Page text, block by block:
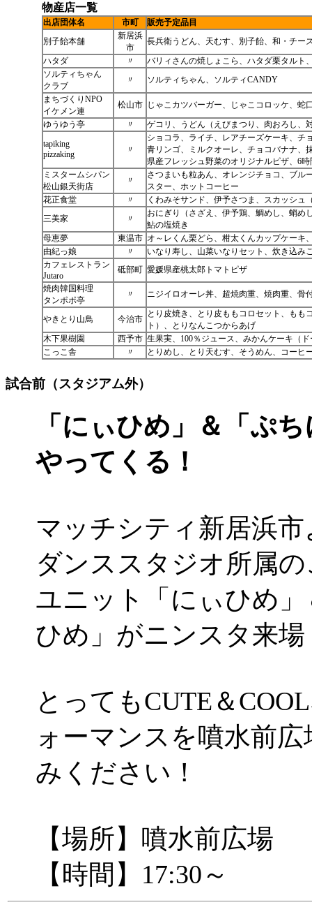
物産店一覧
出店団体名 市町
販売予定品目
別子飴本舗
新居浜
市
長兵衛うどん、天むす、別子飴、和・チー
ハタダ
〃
バリィさんの焼しょこら、ハタダ栗タルト
ソルティちゃん
クラブ
〃
ソルティちゃん、ソルティCANDY
まちづくりNPO
イケメン連
松山市
じゃこカツバーガー、じゃこコロッケ、蛇
ゆうゆう亭
〃
ゲコリ、うどん（えびまつり、肉おろし、
tapiking
pizzaking
〃
ショコラ、ライチ、レアチーズケーキ、チ
青リンゴ、ミルクオーレ、チョコバナナ、
県産フレッシュ野菜のオリジナルピザ、6
ミスタームシパン
松山銀天街店
〃
さつまいも粒あん、オレンジチョコ、ブル
スター、ホットコーヒー
花正食堂
〃
くわみそサンド、伊予さつま、スカッシ
三美家
〃
おにぎり（さざえ、伊予鶏、鯛めし、蛸め
鮎の塩焼き
母恵夢
東温市 オ～レくん栗どら、柑太くんカップケーキ
由紀っ娘
〃
いなり寿し、山菜いなりセット、炊き込み
カフェレストラン
Jutaro
砥部町 愛媛県産桃太郎トマトピザ
焼肉韓国料理
タンポポ亭
〃 ニジイロオーレ丼、超焼肉重、焼肉重、骨
やきとり山鳥 今治市
とり皮焼き、とり皮ももコロセット、もも
ト）、とりなんこつからあげ
木下果樹園
西予市 生果実、100％ジュース、みかんケーキ（
こっこ舎
〃 とりめし、とり天むす、そうめん、コーヒ
試合前（スタジアム外）
「にぃひめ」＆「ぷ
やってくる！
マッチシティ新居浜
ダンススタジオ所属
ユニット「にぃひめ
ひめ」がニンスタ来場
とってもCUTE＆
ォーマンスを噴水前
みください！
【場所】噴水前広場
【時間】17:30～